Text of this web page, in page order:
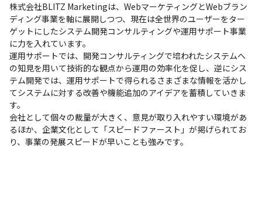
株式会社BLITZ Marketingは、WebマーケティングとWebブラン
ディング事業を軸に展開しつつ、現在は全世界のユーザーをター
ゲットにしたシステム開発コンサルティングや運用サポート事業
に力を入れています。
運用サポートでは、開発コンサルティングで培われたシステムへ
の知見を用いて技術的な観点から運用の効率化を促し、逆にシス
テム開発では、運用サポートで得られるさまざまな情報を活かし
てシステムに対する改善や機能追加のアイデアを蓄積していきま
す。
会社として個々の裁量が大きく、意見が取り入れやすい環境があ
るほか、企業文化として「スピードファースト」が掲げられてお
り、事業の発展スピードが早いことも強みです。